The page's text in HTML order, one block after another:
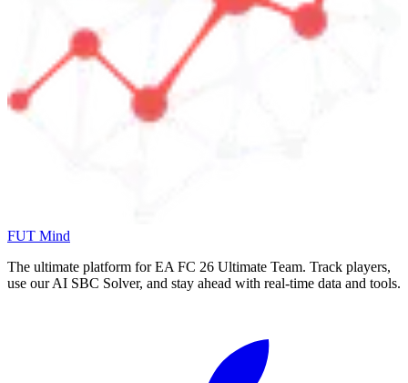
FUT Mind
The ultimate platform for EA FC 26 Ultimate Team. Track players,
use our AI SBC Solver, and stay ahead with real-time data and tools.